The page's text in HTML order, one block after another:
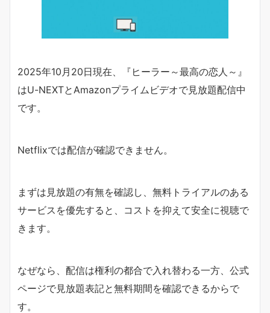
2025年10月20日現在、『ヒーラー～最高の恋人～』
はU-NEXTとAmazonプライムビデオで見放題配信中
です。
Netflixでは配信が確認できません。
まずは見放題の有無を確認し、無料トライアルのある
サービスを優先すると、コストを抑えて安全に視聴で
きます。
なぜなら、配信は権利の都合で入れ替わる一方、公式
ページで見放題表記と無料期間を確認できるからで
す。